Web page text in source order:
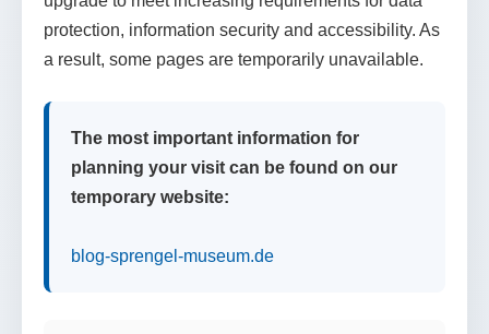
protection, information security and accessibility. As
a result, some pages are temporarily unavailable.
The most important information for
planning your visit can be found on our
temporary website:
blog-sprengel-museum.de